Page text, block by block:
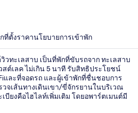
ที่ตั้งราคานโยบายการเข้าพัก
วทะเลสาบ เป็นที่พักที่ขับรถจาก ทะเลสาบ
สต์เลค ไม่เกิน 5 นาที รับสิทธิประโยชน์
และที่จอดรถ และผู้เข้าพักที่ชื่นชอบการ
วจเส้นทางเดินเขา/ขี่จักรยานในบริเวณ
บียงคือไฮไลท์เพิ่มเติม โดยอพาร์ตเมนต์มี